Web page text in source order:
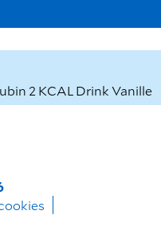
2 KCAL Drink Vanille